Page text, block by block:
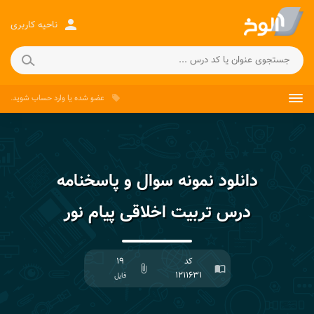
person ناحیه کاربری
local_offer عضو شده یاوارد حساب شوید.
دانلود نمونه سوال و پاسخنامه
درس تربیت اخلاقی پیام نور
import_contacts
کد
۱۲۱۱۶۳۱
attach_file
۱۹
فایل